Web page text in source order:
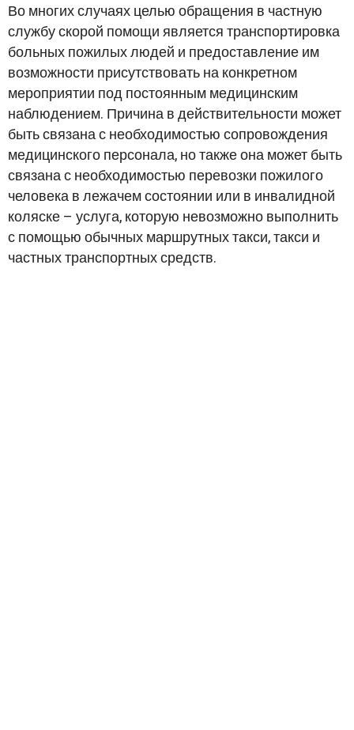
Во многих случаях целью обращения в частную
службу скорой помощи является транспортировка
больных пожилых людей и предоставление им
возможности присутствовать на конкретном
мероприятии под постоянным медицинским
наблюдением. Причина в действительности может
быть связана с необходимостью сопровождения
медицинского персонала, но также она может быть
связана с необходимостью перевозки пожилого
человека в лежачем состоянии или в инвалидной
коляске – услуга, которую невозможно выполнить
с помощью обычных маршрутных такси, такси и
частных транспортных средств.